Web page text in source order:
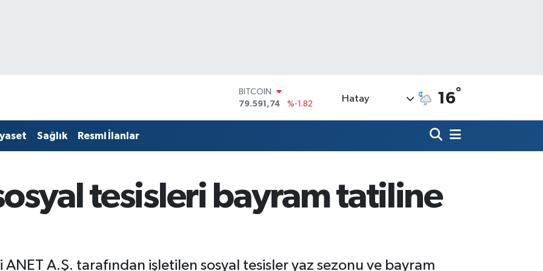
DOLAR
45,43620
%0.02
61,60380
%0.18
BİST100
14.598,00
%0
BITCOIN
Hatay 16°
Sağlık Resmi İlanlar
tesisleri bayram tatiline
A.Ş. tarafından işletilen sosyal tesisler yaz sezonu ve bayram